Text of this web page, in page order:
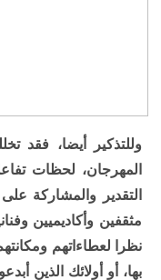
وللتذكير أيضا، فقد
المهرجان، لحظات
التقدير والمشاركة
مثقفين وأكاديميين
نظرا لعطاءاتهم
بها، أو أولائك الذين